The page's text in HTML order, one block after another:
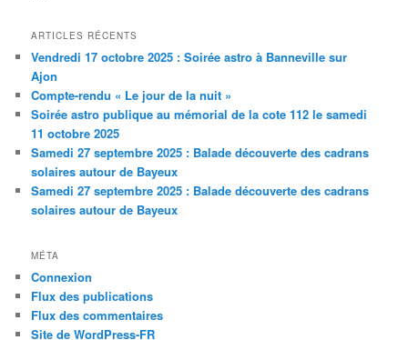
ARTICLES RÉCENTS
Vendredi 17 octobre 2025 : Soirée astro à Banneville sur
Ajon
Compte-rendu « Le jour de la nuit »
Soirée astro publique au mémorial de la cote 112 le samedi
11 octobre 2025
Samedi 27 septembre 2025 : Balade découverte des cadrans
solaires autour de Bayeux
Samedi 27 septembre 2025 : Balade découverte des cadrans
solaires autour de Bayeux
MÉTA
Connexion
Flux des publications
Flux des commentaires
Site de WordPress-FR